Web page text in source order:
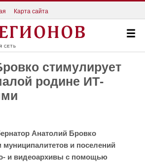
Карта сайта
стимулирует
родине ИТ-
Анатолий Бровко
и поселений
и видеоархивы с помощью